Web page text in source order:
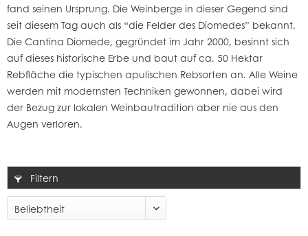
fand seinen Ursprung. Die Weinberge in dieser Gegend sind
seit diesem Tag auch als “die Felder des Diomedes” bekannt.
Die Cantina Diomede, gegründet im Jahr 2000, besinnt sich
auf dieses historische Erbe und baut auf ca. 50 Hektar
Rebfläche die typischen apulischen Rebsorten an. Alle Weine
werden mit modernsten Techniken gewonnen, dabei wird
der Bezug zur lokalen Weinbautradition aber nie aus den
Augen verloren.
Filtern